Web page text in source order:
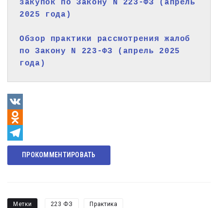
закупок по Закону N 223-ФЗ (апрель
2025 года)
Обзор практики рассмотрения жалоб
по Закону N 223-ФЗ (апрель 2025
года)
VK
Odnoklassniki
Telegram
ПРОКОММЕНТИРОВАТЬ
Метки 223 ФЗ Практика